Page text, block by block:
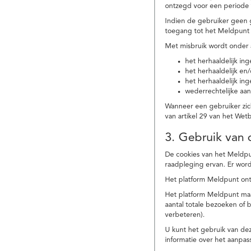
ontzegd voor een periode
Indien de gebruiker
toegang tot het Meldpunt
Met misbruik wordt
het herhaaldelijk
het herhaaldelijk
het herhaaldelijk
wederrechtelijke
Wanneer een gebruiker
van artikel 29 van het
3. Gebruik van
De cookies van het
raadpleging ervan. Er
Het platform Meldpunt
Het platform Meldpunt
aantal totale bezoeken of
verbeteren).
U kunt het gebruik van
informatie over het